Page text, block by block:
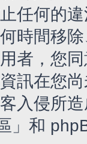
任何的
時間移
者，您
訊在您
入侵所
」和